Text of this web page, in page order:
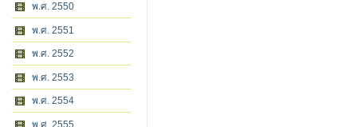
พ.ศ. 2550
พ.ศ. 2551
พ.ศ. 2552
พ.ศ. 2553
พ.ศ. 2554
พ.ศ. 2555